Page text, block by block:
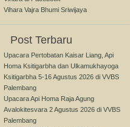
Vihara Vajra Bhumi Sriwijaya
Post Terbaru
Upacara Pertobatan Kaisar Liang, Api
Homa Ksitigarbha dan Ulkamukhayoga
Ksitigarbha 5-16 Agustus 2026 di VVBS
Palembang
Upacara Api Homa Raja Agung
Avalokitesvara 2 Agustus 2026 di VVBS
Palembang